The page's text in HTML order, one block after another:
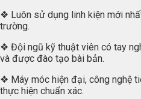
❖ Luôn sử dụng linh kiện mới
trường.
❖ Đội ngũ kỹ thuật viên có tay
và được đào tạo bài bản.
❖ Máy móc hiện đại, công nghệ
thực hiện chuẩn xác.